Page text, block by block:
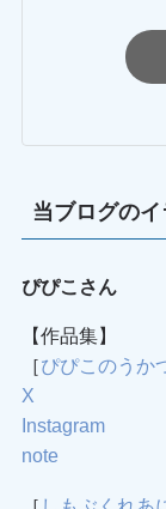
当ブログの
ぴぴこさん
【作品集】
［ぴぴこのうか
X
Instagram
note